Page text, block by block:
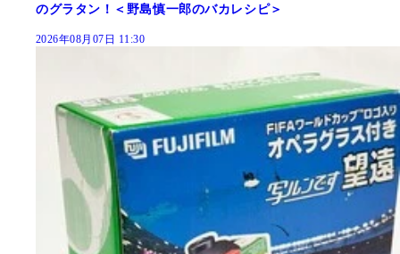
のグラタン！＜野島慎一郎のバカレシピ＞
2026年08月07日 11:30